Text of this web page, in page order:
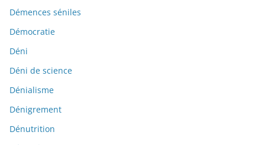
Démences séniles
Démocratie
Déni
Déni de science
Dénialisme
Dénigrement
Dénutrition